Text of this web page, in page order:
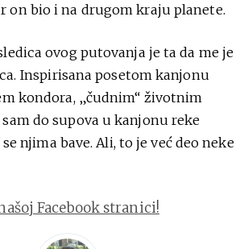
on bio i na drugom kraju planete.
ovog putovanja je ta da me je
Inspirisana posetom kanjonu
kondora, „čudnim“ životnim
do supova u kanjonu reke
njima bave. Ali, to je već deo neke
Facebook stranici!